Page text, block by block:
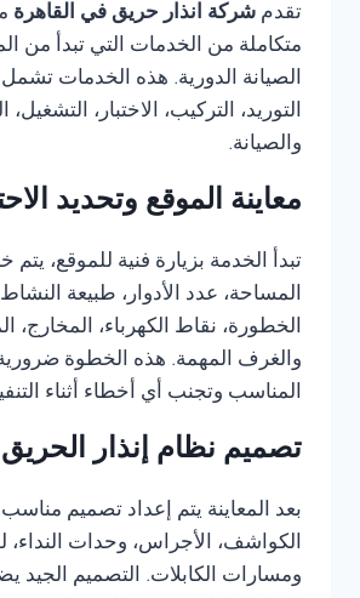
تقدم شركة انذار حريق في القاهرة
متكاملة من الخدمات التي تبدأ من
الصيانة الدورية. هذه الخدمات تشمل
التوريد، التركيب، الاختبار، التشغيل،
والصيانة.
معاينة الموقع وتحديد
تبدأ الخدمة بزيارة فنية للموقع، يتم
المساحة، عدد الأدوار، طبيعة
الخطورة، نقاط الكهرباء، المخارج،
والغرف المهمة. هذه الخطوة ضرورية
المناسب وتجنب أي أخطاء أثناء
تصميم نظام إنذار الحريق
بعد المعاينة يتم إعداد تصميم مناسب
الكواشف، الأجراس، وحدات النداء،
ومسارات الكابلات. التصميم الجيد